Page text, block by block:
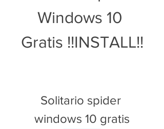
Windows 10
Gratis !!INSTALL!!
Solitario spider
windows 10 gratis